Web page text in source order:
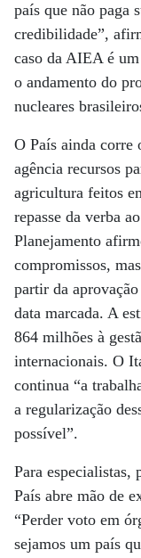
país que não paga
credibilidade”,
caso da AIEA é
o andamento do
nucleares
O País ainda corre
agência recursos
agricultura feitos
repasse da verba
Planejamento
compromissos,
partir da
data marcada. A
864 milhões à
internacionais. O
continua “a
a regularização
possível”.
Para especialistas,
País abre mão de
“Perder voto em
sejamos um país